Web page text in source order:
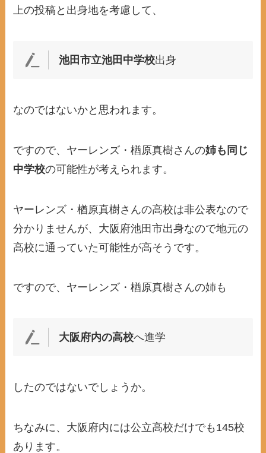
上の投稿と出身地を考慮して、
池田市立池田中学校出身
なのではないかと思われます。
ですので、ヤーレンズ・楢原真樹さんの姉も同じ
中学校の可能性が考えられます。
ヤーレンズ・楢原真樹さんの高校は非公表なので
分かりませんが、大阪府池田市出身なので地元の
高校に通っていた可能性が高そうです。
ですので、ヤーレンズ・楢原真樹さんの姉も
大阪府内の高校へ進学
したのではないでしょうか。
ちなみに、大阪府内には公立高校だけでも145校
あります。